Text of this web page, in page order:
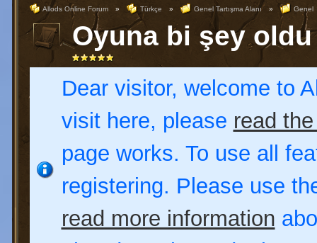
Allods Online Forum » Türkçe » Genel Tartışma Alanı » Genel
Oyuna bi şey oldu
Dear visitor, welcome to
visit here, please read
page works. To use all
registering. Please use
read more information